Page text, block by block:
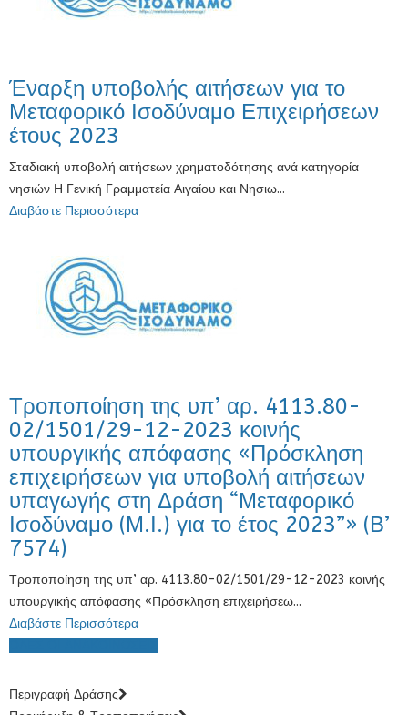
Έναρξη υποβολής αιτήσεων για το
Μεταφορικό Ισοδύναμο Επιχειρήσεων
έτους 2023
Σταδιακή υποβολή αιτήσεων χρηματοδότησης ανά κατηγορία
νησιών Η Γενική Γραμματεία Αιγαίου και Νησιω...
Διαβάστε Περισσότερα
Τροποποίηση της υπ’ αρ. 4113.80-
02/1501/29-12-2023 κοινής
υπουργικής απόφασης «Πρόσκληση
επιχειρήσεων για υποβολή αιτήσεων
υπαγωγής στη Δράση “Μεταφορικό
Ισοδύναμο (Μ.Ι.) για το έτος 2023”» (Β’
7574)
Τροποποίηση της υπ’ αρ. 4113.80-02/1501/29-12-2023 κοινής
υπουργικής απόφασης «Πρόσκληση επιχειρήσεω...
Διαβάστε Περισσότερα
Περιγραφή Δράσης